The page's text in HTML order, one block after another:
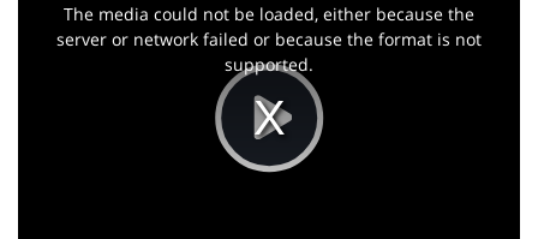
Play
The media could not be loaded, either because the
server or network failed or because the format is not
supported.